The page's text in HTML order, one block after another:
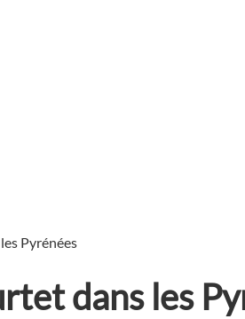
Pyrénées
dans les